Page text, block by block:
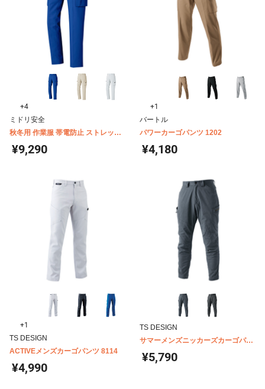
+4
ミドリ安全
秋冬用 作業服 帯電防止 ストレッチ
VE520シリーズ カーゴパンツ
¥9,290
+1
バートル
パワーカーゴパンツ 1202
¥4,180
+1
TS DESIGN
ACTIVEメンズカーゴパンツ 8114
¥4,990
TS DESIGN
サマーメンズニッカーズカーゴパン
ツ 5034
¥5,790